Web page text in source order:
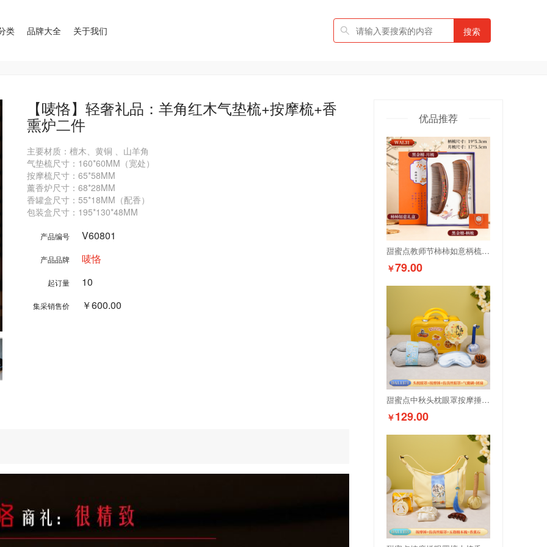
类 品牌大全 关于我们 搜索
【唛恪】轻奢礼品：羊角红木气垫梳+按摩梳+香
熏炉二件
主要材质：檀木、黄铜 、山羊角
气垫梳尺寸：160*60MM（宽处）
按摩梳尺寸：65*58MM
薰香炉尺寸：68*28MM
香罐盒尺寸：55*18MM（配香）
产品编号 V60801
产品品牌 唛恪
起订量 10
集采销售价 ￥600.00
优品推荐
甜蜜点教师节柿柿如意柄梳+月梳套装WAL31
￥79.00
甜蜜点中秋头枕眼罩按摩捶实用伴手礼套装DAL1371
￥129.00